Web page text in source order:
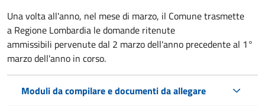
Una volta all'anno, nel mese di marzo, il Comune trasmette
a Regione Lombardia le domande ritenute
ammissibili pervenute dal 2 marzo dell'anno precedente al 1°
marzo dell'anno in corso.
Moduli da compilare e documenti da allegare